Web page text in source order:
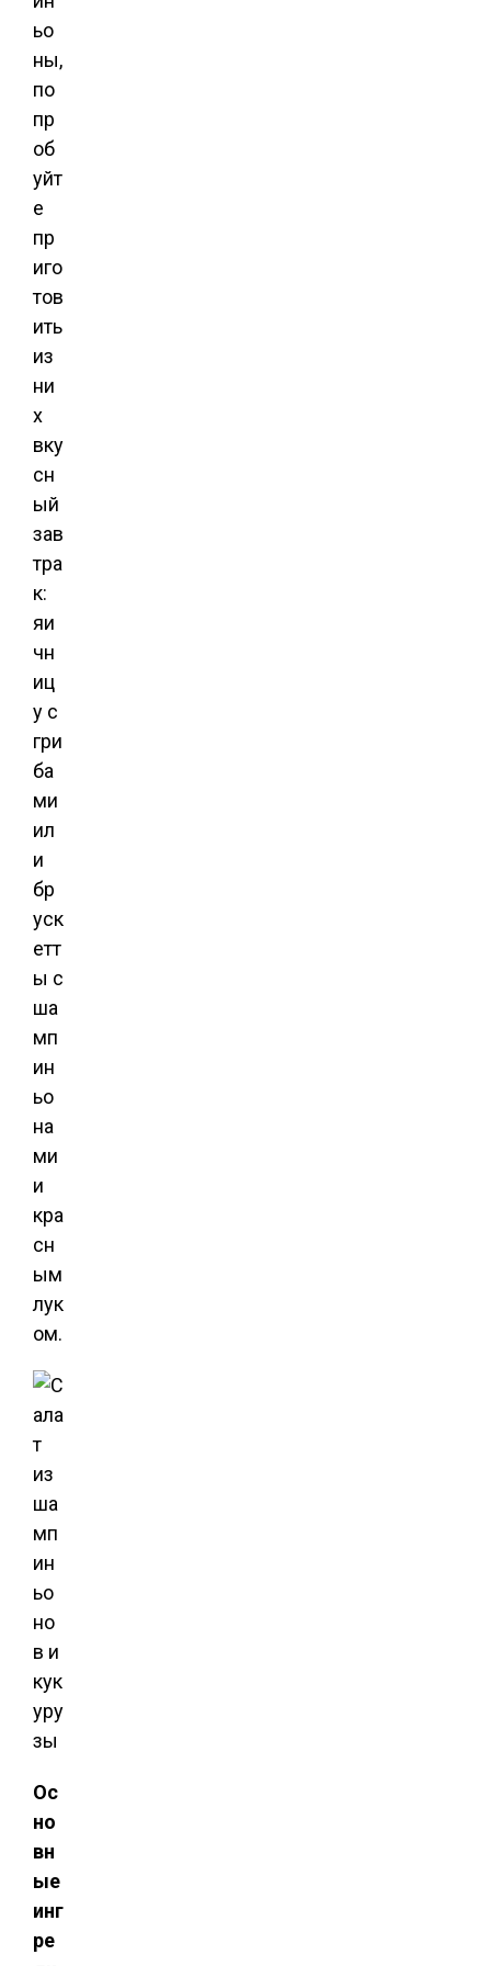
ьо
ны,
по
пр
об
уйт
е
пр
иго
тов
ить
из
ни
х
вку
сн
ый
зав
тра
к:
яи
чн
иц
у с
гри
ба
ми
ил
и
бр
уск
етт
ы с
ша
мп
ин
ьо
на
ми
и
кра
сн
ым
лук
ом.
Ос
но
вн
ые
инг
ре